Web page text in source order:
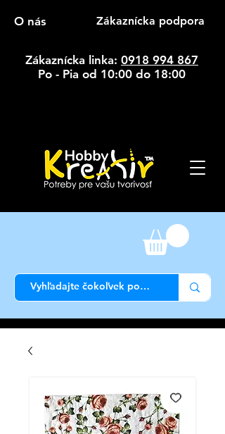
O nás Zákaznícka podpora
Zákaznícka linka: 0918 994 867
Po - Pia od 10:00 do 18:00